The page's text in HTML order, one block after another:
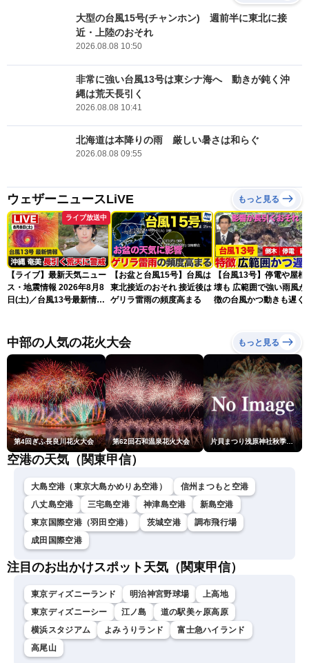
大型の台風15号(チャンホン) 週前半に東北に接
近・上陸のおそれ
2026.08.08 10:50
非常に強い台風13号は東シナ海へ 動きが鈍く沖
縄は荒天長引く
2026.08.08 10:41
北海道は本降りの雨 厳しい暑さは和らぐ
2026.08.08 09:55
ウェザーニュースLiVE もっと見る
ライブ放送中
【ライブ】最新天気ニュー
ス・地震情報 2026年8月8
日(土)／台風13号最新情
フタヌーン・山岸愛梨／芳
野達郎〉
【お盆と台風15号】台風は
東北接近のおそれ 接近後は
ゲリラ雷雨の頻度高まる
【台風13号】停電や屋根
壊も 広範囲で強い雨風が
徴の台風かつ動きも遅く
中部の人気の花火大会 もっと見る
第4回ぎふ長良川花火大会 第62回石和温泉花火大会 片貝まつり浅原神社秋季例大祭奉納大煙火
空港の天気（関東甲信）
大島空港（東京大島かめりあ空港）
信州まつもと空港
八丈島空港
三宅島空港 神津島空港
新島空港
東京国際空港（羽田空港）
茨城空港
調布飛行場
成田国際空港
注目のお出かけスポット天気（関東甲信）
東京ディズニーランド 明治神宮野球場
上高地
東京ディズニーシー
江ノ島
道の駅美ヶ原高原
横浜スタジアム
よみうりランド
富士急ハイランド
高尾山